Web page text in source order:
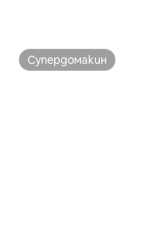
Супердомакин
Супердомакин